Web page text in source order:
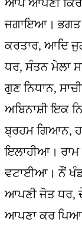
ਆਪ ਆਪਣੀ
ਜਗਾਇਆ। ਭਗਤ
ਕਰਤਾਰ, ਆਦਿ
ਧਰ, ਸੰਤਨ ਮੇਲਾ
ਗੁਣ ਨਿਧਾਨ,
ਅਬਿਨਾਸ਼ੀ ਇਕ
ਬ੍ਰਹਮ ਗਿਆਨ,
ਇਲਾਹੀਆ।
ਵਟਾਈਆ। ਨੌਂ ਖੰਡ
ਆਪਣੀ ਜੋਤ ਧਰ,
ਆਪਣਾ ਕਰ